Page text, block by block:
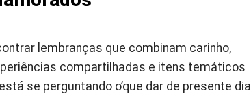
lembranças que combinam carinho,
compartilhadas e itens temáticos
se perguntando o’que dar de presente dia